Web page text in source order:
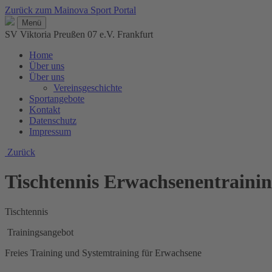
Zurück zum Mainova Sport Portal
Menü
SV Viktoria Preußen 07 e.V. Frankfurt
Home
Über uns
Über uns
Vereinsgeschichte
Sportangebote
Kontakt
Datenschutz
Impressum
Zurück
Tischtennis
Tischtennis
Trainingsangebot
Freies Training und Systemtraining für Erwachsene